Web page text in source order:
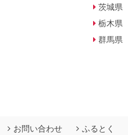
茨城県
栃木県
群馬県
お問い合わせ ふるとく